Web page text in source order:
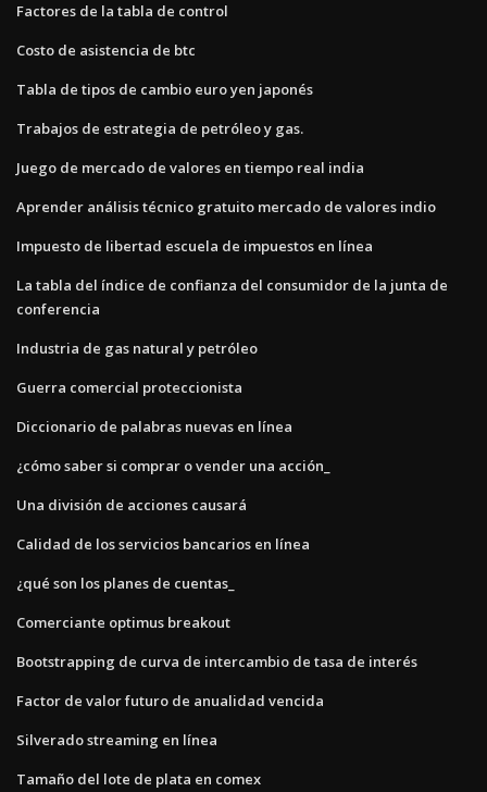
Factores de la tabla de control
Costo de asistencia de btc
Tabla de tipos de cambio euro yen japonés
Trabajos de estrategia de petróleo y gas.
Juego de mercado de valores en tiempo real india
Aprender análisis técnico gratuito mercado de valores indio
Impuesto de libertad escuela de impuestos en línea
La tabla del índice de confianza del consumidor de la junta de
conferencia
Industria de gas natural y petróleo
Guerra comercial proteccionista
Diccionario de palabras nuevas en línea
¿cómo saber si comprar o vender una acción_
Una división de acciones causará
Calidad de los servicios bancarios en línea
¿qué son los planes de cuentas_
Comerciante optimus breakout
Bootstrapping de curva de intercambio de tasa de interés
Factor de valor futuro de anualidad vencida
Silverado streaming en línea
Tamaño del lote de plata en comex